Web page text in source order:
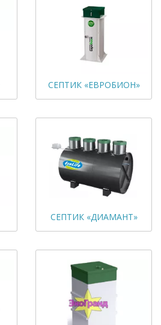
СЕПТИК «ЕВРОБИОН»
СЕПТИК «ДИАМАНТ»